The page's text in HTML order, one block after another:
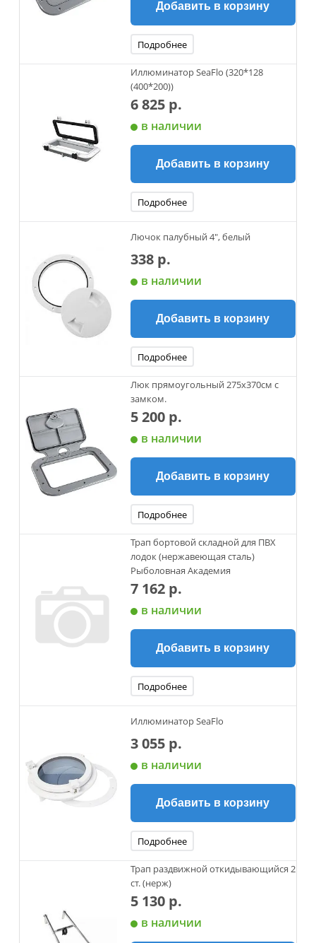
Добавить в корзину
Подробнее
Иллюминатор SeaFlo (320*128
(400*200))
6 825 р.
в наличии
Добавить в корзину
Подробнее
Лючок палубный 4", белый
338 р.
в наличии
Добавить в корзину
Подробнее
Люк прямоугольный 275х370см с
замком.
5 200 р.
в наличии
Добавить в корзину
Подробнее
Трап бортовой складной для ПВХ
лодок (нержавеющая сталь)
Рыболовная Академия
7 162 р.
в наличии
Добавить в корзину
Подробнее
Иллюминатор SeaFlo
3 055 р.
в наличии
Добавить в корзину
Подробнее
Трап раздвижной откидывающийся 2
ст. (нерж)
5 130 р.
в наличии